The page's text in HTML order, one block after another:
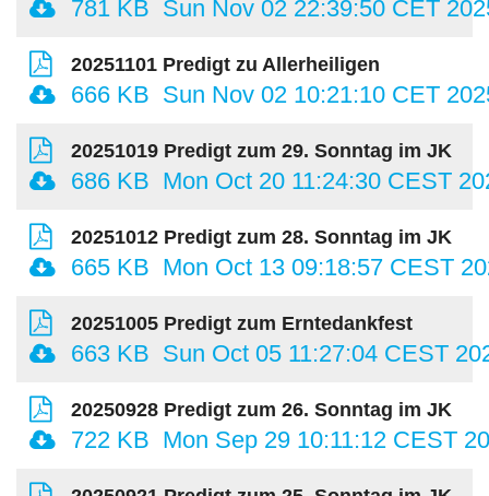
781 KB Sun Nov 02 22:39:50 CET
20251101 Predigt zu Allerheiligen
666 KB Sun Nov 02 10:21:10 CET
20251019 Predigt zum 29. Sonntag im JK
686 KB Mon Oct 20 11:24:30 CEST
20251012 Predigt zum 28. Sonntag im JK
665 KB Mon Oct 13 09:18:57 CEST
20251005 Predigt zum Erntedankfest
663 KB Sun Oct 05 11:27:04 CEST
20250928 Predigt zum 26. Sonntag im JK
722 KB Mon Sep 29 10:11:12 CEST